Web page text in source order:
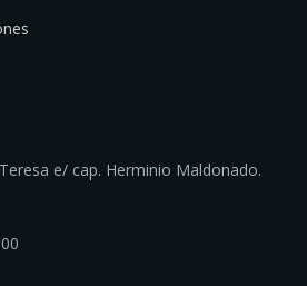
e/ cap. Herminio Maldonado.